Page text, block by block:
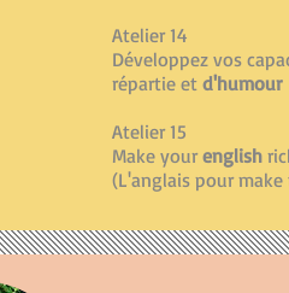
Atelier 14
Développez vos
répartie et d'humour
Atelier 15
Make yourenglish
(L'anglais pour